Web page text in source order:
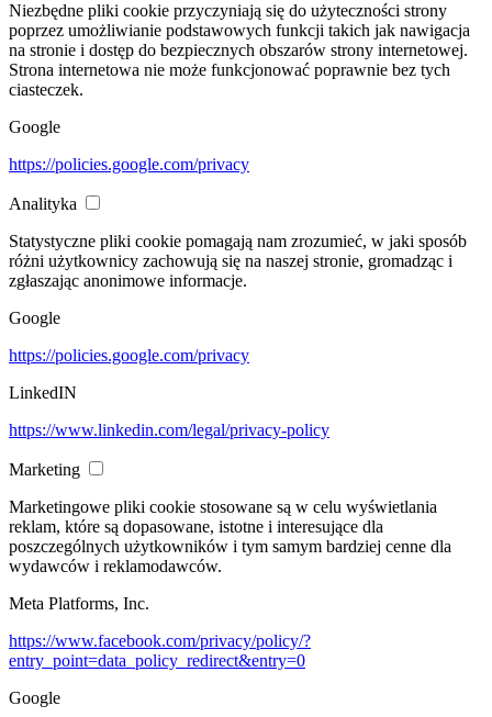
Niezbędne pliki cookie przyczyniają się do użyteczności strony
poprzez umożliwianie podstawowych funkcji takich jak nawigacja
na stronie i dostęp do bezpiecznych obszarów strony internetowej.
Strona internetowa nie może funkcjonować poprawnie bez tych
ciasteczek.
Google
https://policies.google.com/privacy
Analityka
Statystyczne pliki cookie pomagają nam zrozumieć, w jaki sposób
różni użytkownicy zachowują się na naszej stronie, gromadząc i
zgłaszając anonimowe informacje.
Google
https://policies.google.com/privacy
LinkedIN
https://www.linkedin.com/legal/privacy-policy
Marketing
Marketingowe pliki cookie stosowane są w celu wyświetlania
reklam, które są dopasowane, istotne i interesujące dla
poszczególnych użytkowników i tym samym bardziej cenne dla
wydawców i reklamodawców.
Meta Platforms, Inc.
https://www.facebook.com/privacy/policy/?
entry_point=data_policy_redirect&entry=0
Google